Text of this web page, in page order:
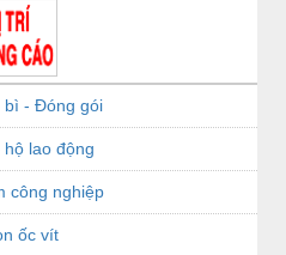
bì - Đóng gói
hộ lao động
công nghiệp
ốc vít